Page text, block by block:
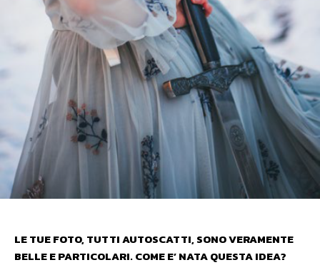
LE TUE FOTO, TUTTI AUTOSCATTI, SONO VERAMENTE
BELLE E PARTICOLARI. COME E’ NATA QUESTA IDEA?